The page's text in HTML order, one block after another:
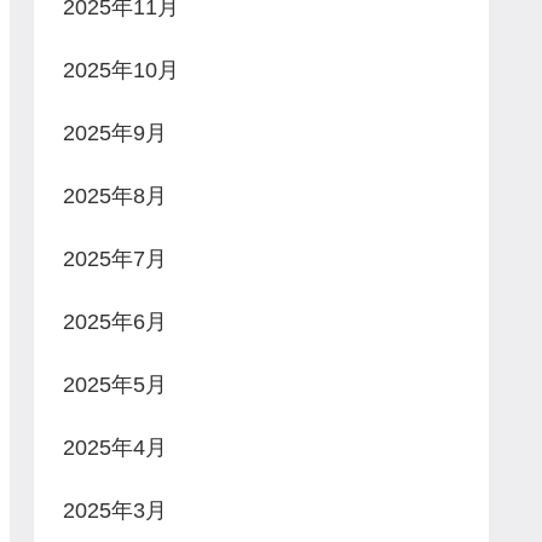
2025年11月
2025年10月
2025年9月
2025年8月
2025年7月
2025年6月
2025年5月
2025年4月
2025年3月